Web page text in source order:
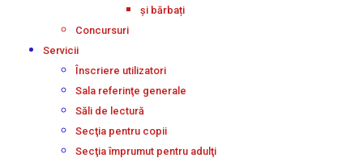
și bărbați
Concursuri
Servicii
Înscriere utilizatori
Sala referinţe generale
Săli de lectură
Secţia pentru copii
Secţia împrumut pentru adulţi